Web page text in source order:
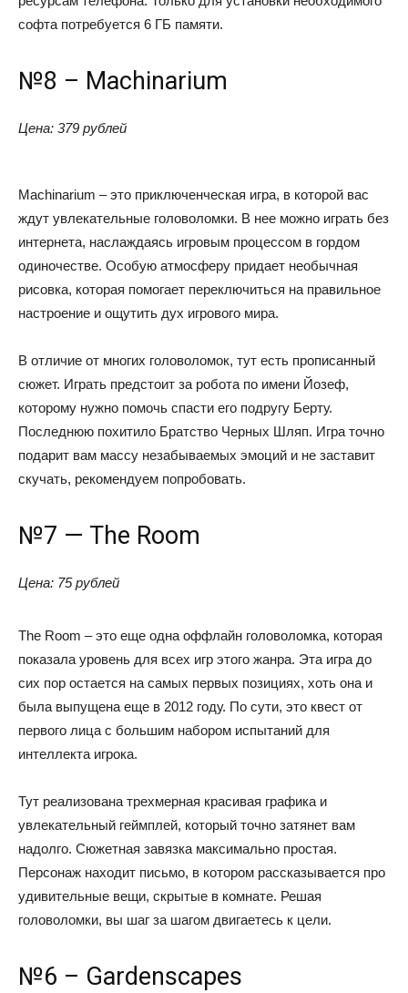
софта потребуется 6 ГБ памяти.
№8 – Machinarium
Цена: 379 рублей
Machinarium – это приключенческая игра, в которой вас
ждут увлекательные головоломки. В нее можно играть без
интернета, наслаждаясь игровым процессом в гордом
одиночестве. Особую атмосферу придает необычная
рисовка, которая помогает переключиться на правильное
настроение и ощутить дух игрового мира.
В отличие от многих головоломок, тут есть прописанный
сюжет. Играть предстоит за робота по имени Йозеф,
которому нужно помочь спасти его подругу Берту.
Последнюю похитило Братство Черных Шляп. Игра точно
подарит вам массу незабываемых эмоций и не заставит
скучать, рекомендуем попробовать.
№7 — The Room
Цена: 75 рублей
The Room – это еще одна оффлайн головоломка, которая
показала уровень для всех игр этого жанра. Эта игра до
сих пор остается на самых первых позициях, хоть она и
была выпущена еще в 2012 году. По сути, это квест от
первого лица с большим набором испытаний для
интеллекта игрока.
Тут реализована трехмерная красивая графика и
увлекательный геймплей, который точно затянет вам
надолго. Сюжетная завязка максимально простая.
Персонаж находит письмо, в котором рассказывается про
удивительные вещи, скрытые в комнате. Решая
головоломки, вы шаг за шагом двигаетесь к цели.
№6 – Gardenscapes